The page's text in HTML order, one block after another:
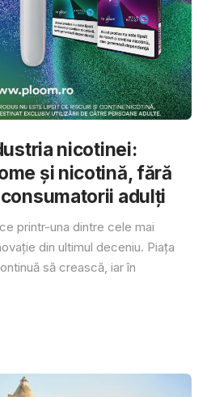
nicotinei:
și nicotină, fără
adulți
printr-una dintre cele mai
din ultimul deceniu. Piața
să crească, iar în